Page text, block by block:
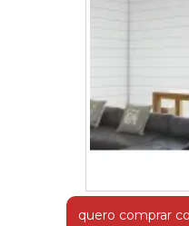
quero comprar